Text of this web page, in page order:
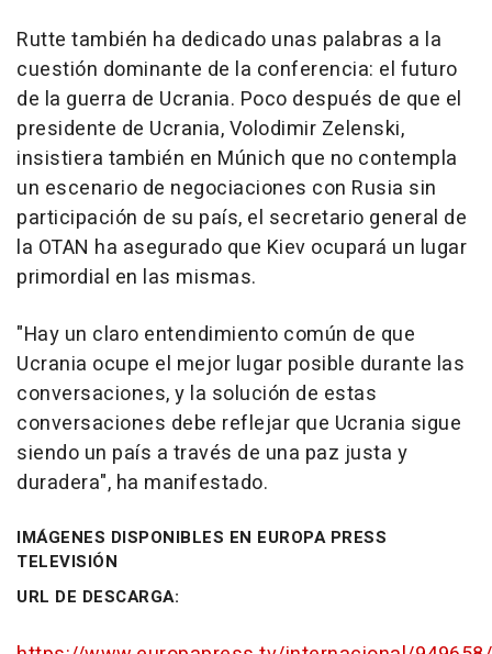
Rutte también ha dedicado unas palabras a la
cuestión dominante de la conferencia: el futuro
de la guerra de Ucrania. Poco después de que el
presidente de Ucrania, Volodimir Zelenski,
insistiera también en Múnich que no contempla
un escenario de negociaciones con Rusia sin
participación de su país, el secretario general de
la OTAN ha asegurado que Kiev ocupará un lugar
primordial en las mismas.
"Hay un claro entendimiento común de que
Ucrania ocupe el mejor lugar posible durante las
conversaciones, y la solución de estas
conversaciones debe reflejar que Ucrania sigue
siendo un país a través de una paz justa y
duradera", ha manifestado.
IMÁGENES DISPONIBLES EN EUROPA PRESS
TELEVISIÓN
URL DE DESCARGA: